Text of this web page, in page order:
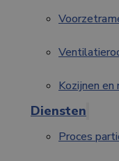
Kozijnen en
Diensten
Proces